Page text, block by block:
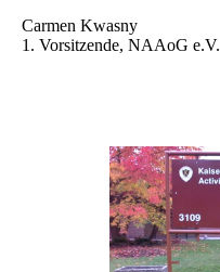
Carmen Kwasny
1. Vorsitzende, NAAoG e.V.